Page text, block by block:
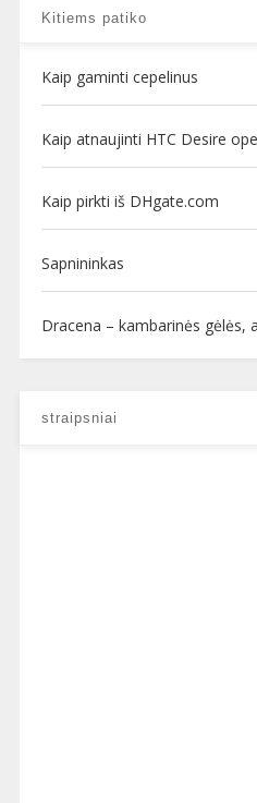
Kitiems patiko
Kaip gaminti cepelinus
Kaip atnaujinti HTC Desire
Kaip pirkti iš DHgate.com
Sapnininkas
Dracena – kambarinės gėlės,
straipsniai